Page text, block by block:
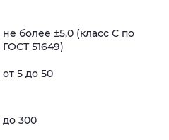
не более ±5,0 (класс С по
ГОСТ 51649)
от 5 до 50
до 300